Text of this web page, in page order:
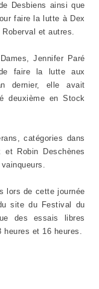
Desbiens ainsi que
faire la lutte à Dex
et autres.
Jennifer Paré
faire la lutte aux
dernier, elle avait
deuxième en Stock
catégories dans
et Robin Deschènes
lors de cette journée
site du Festival du
des essais libres
heures et 16 heures.